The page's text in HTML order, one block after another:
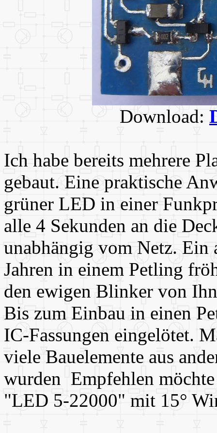
Download:
Ich habe bereits mehrere
gebaut. Eine praktische
grüner LED in einer
alle 4 Sekunden an die
unabhängig vom Netz.
Jahren in einem Petling
den ewigen Blinker von
Bis zum Einbau in einen
IC-Fassungen eingelötet.
viele Bauelemente aus
wurden Empfehlen
"LED 5-22000" mit 15°